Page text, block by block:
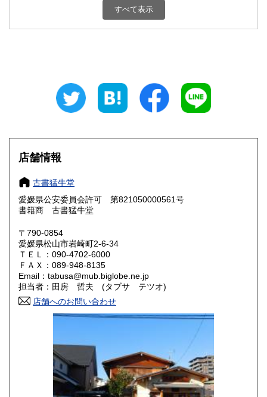
300円 神奈川県
新潟県 300円 富山県 300円
300円 長野県
静岡県
滋賀県
大阪府
奈良県
鳥取県
岡山県 300円
山口県 300円 徳島県
300円 愛媛県
300円 長崎県
300円 大分県
すべて表示
店舗情報
古書猛牛堂
愛媛県公安委員会許可 第821050000561号
書籍商 古書猛牛堂
〒790-0854
愛媛県松山市岩崎町2-6-34
ＴＥＬ：090-4702-6000
ＦＡＸ：089-948-8135
Email：tabusa@mub.biglobe.ne.jp
担当者：田房 哲夫 (タブサ テツオ)
店舗へのお問い合わせ